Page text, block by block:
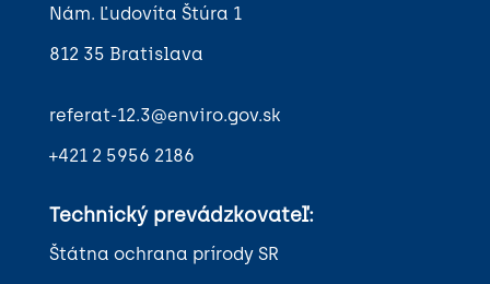
Nám. Ľudovíta Štúra 1
812 35 Bratislava
referat-12.3@enviro.gov.sk
+421 2 5956 2186
Technický prevádzkovateľ:
Štátna ochrana prírody SR